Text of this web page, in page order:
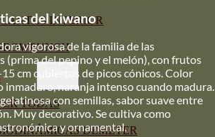
INTERIOR
TODAS
DEMETER
del kiwano
vigorosa de la familia de las
(prima del pepino y el melón), con frutos
cm cubiertos de picos cónicos. Color
inmaduro, naranja intenso cuando madura.
con semillas, sabor suave entre
Muy decorativo. Se cultiva como
y ornamental.